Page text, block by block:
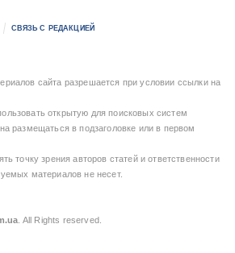
СВЯЗЬ С РЕДАКЦИЕЙ
сайта разрешается при условии ссылки на
открытую для поисковых систем
размещаться в подзаголовке или в первом
точку зрения авторов статей и ответственности
материалов не несет.
. All Rights reserved.